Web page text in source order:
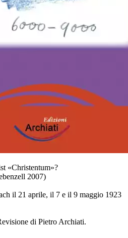
«Christentum»?
2007)
il 21 aprile, il 7 e il 9 maggio 1923
di Pietro Archiati.